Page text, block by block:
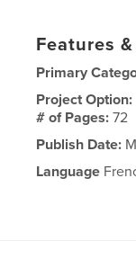
Features
Primary
Project Option:
# of Pages:72
Publish Date:
Language